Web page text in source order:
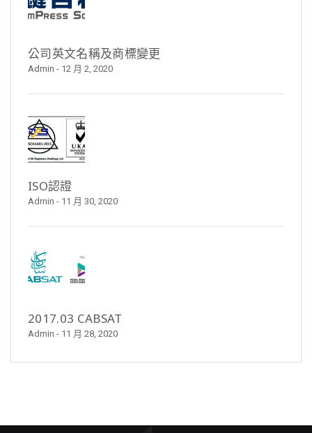
公司英文名稱及商標變更
Admin - 12 月 2, 2020
ISO認證
Admin - 11 月 30, 2020
2017.03 CABSAT
Admin - 11 月 28, 2020